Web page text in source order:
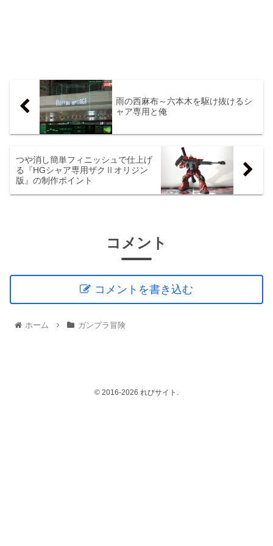
雨の西麻布～六本木を駆け抜けるシ
ャア専用と俺
つや消し簡単フィニッシュで仕上げ
る『HGシャア専用ザクⅡオリジン
版』の制作ポイント
コメント
コメントを書き込む
ホーム ガンプラ冒険
© 2016-2026 れびサイト.